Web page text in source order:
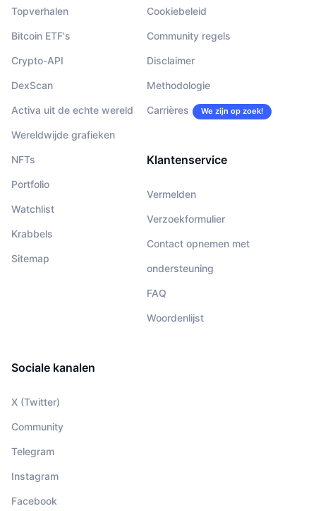
Topverhalen
Bitcoin ETF's
Crypto-API
DexScan
Activa uit de echte wereld
Wereldwijde grafieken
NFTs
Portfolio
Watchlist
Krabbels
Sitemap
Cookiebeleid
Community regels
Disclaimer
Methodologie
Carrières We zijn op zoek!
Klantenservice
Vermelden
Verzoekformulier
Contact opnemen met
ondersteuning
FAQ
Woordenlijst
Sociale kanalen
X (Twitter)
Community
Telegram
Instagram
Facebook